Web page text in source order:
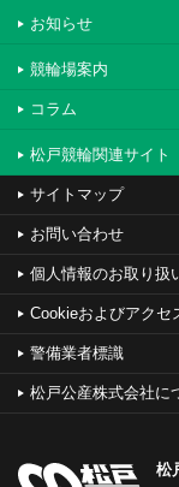
お知らせ
競輪場案内
コラム
松戸競輪関連サイト
サイトマップ
お問い合わせ
個人情報のお取り扱
Cookieおよびアクセ
警備業者標識
松戸公産株式会社に
松